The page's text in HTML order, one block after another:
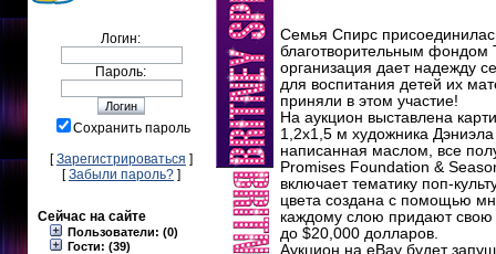
Логин:
Пароль:
Сохранить пароль
[Зарегистрироваться ]
[Забыли пароль? ]
Сейчас на сайте
Пользователи: (0)
Гости: (39)
Семья Спирс
благотворительным фондом
организация дает надежду
для воспитания детей их
приняли в этом участие!
На аукцион выставлена
1,2х1,5 м художника
написанная маслом, все
Promises Foundation &
включает тематику поп-
цвета создана с помощью
каждому слою придают свою
до $20,000 долларов.
Аукцион на eBay будет